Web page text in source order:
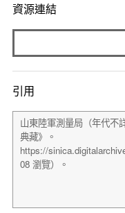
資源連結
引用